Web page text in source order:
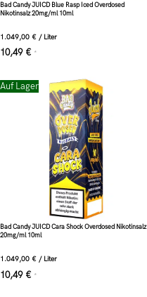
Bad Candy JUICD Blue Rasp Iced Overdosed
Nikotinsalz 20mg/ml 10ml
1.049,00 € / Liter
10,49 € *
Auf Lager
Bad Candy JUICD Cara Shock Overdosed Nikotinsalz
20mg/ml 10ml
1.049,00 € / Liter
10,49 € *